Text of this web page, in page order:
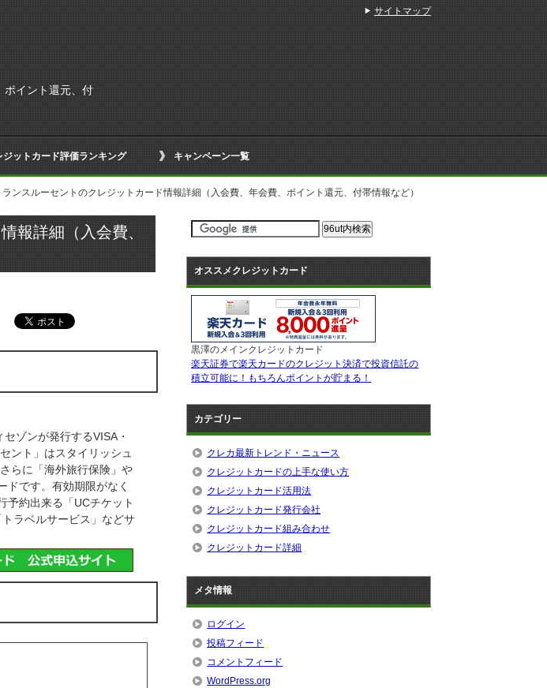
イント還元、付
ジットカード評価ランキング キャンペーン一覧
ンスルーセントのクレジットカード情報詳細（入会費、年会費、ポイント還元、付帯情報など）
報詳細（入会費、
ゾンが発行するVISA・
ント」はスタイリッシュ
らに「海外旅行保険」や
ドです。有効期限がなく
予約出来る「UCチケット
ラベルサービス」などサ
オススメクレジットカード
黒澤のメインクレジットカード
楽天証券で楽天カードのクレジット決済で投資信託の
積立可能に！もちろんポイントが貯まる！
カテゴリー
クレカ最新トレンド・ニュース
クレジットカードの上手な使い方
クレジットカード活用法
クレジットカード発行会社
クレジットカード組み合わせ
クレジットカード詳細
メタ情報
ログイン
投稿フィード
コメントフィード
WordPress.org
サイトマップ